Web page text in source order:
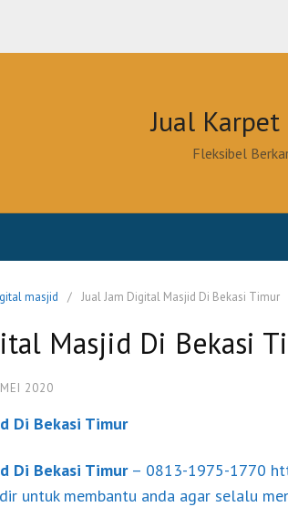
Jual
Fleksibel
masjid Jual Jam Digital Masjid Di Bekasi Timur
Masjid Di Bekasi
2020
Di Bekasi Timur
Di Bekasi Timur– 0813-1975-1770
untuk membantu anda agar selalu